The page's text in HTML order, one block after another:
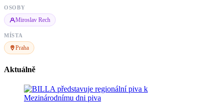
OSOBY
Miroslav Rech
MÍSTA
Praha
Aktuálně